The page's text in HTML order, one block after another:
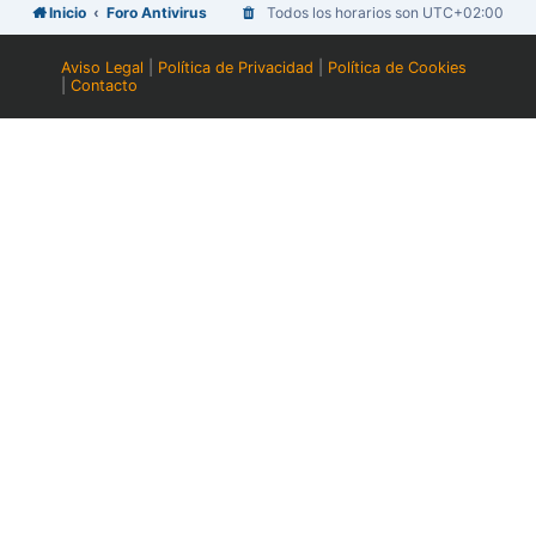
Inicio Foro Antivirus Todos los horarios son UTC+02:00
Aviso Legal Política de Privacidad
Política de Cookies
|Contacto